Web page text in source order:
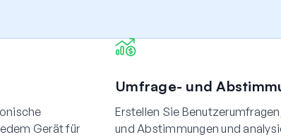
Gerät für
Umfrage- und
Erstellen Sie
und Abstimmungen und